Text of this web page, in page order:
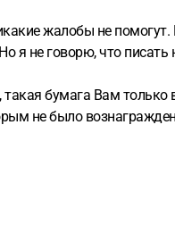
жалобы не помогут.
я не говорю, что писать
бумага Вам только
не было